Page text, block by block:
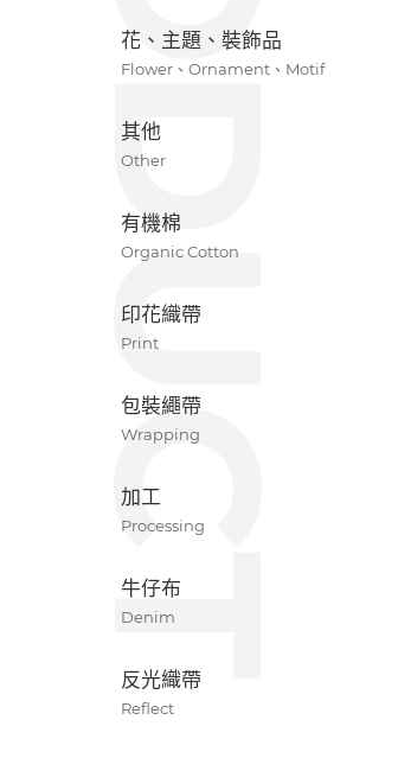
花、主題、裝飾品
Flower、Ornament、Motif
其他
Other
有機棉
Organic Cotton
印花織帶
Print
包裝繩帶
Wrapping
加工
Processing
牛仔布
Denim
反光織帶
Reflect